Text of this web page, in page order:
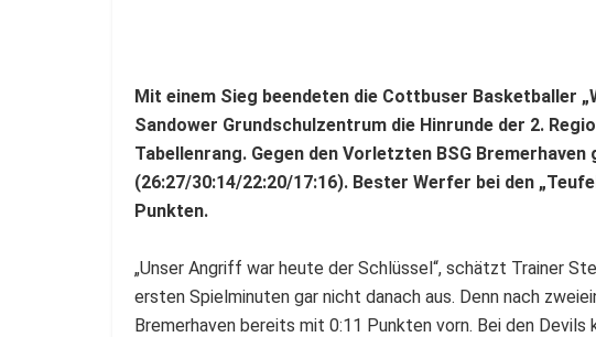
Mit einem Sieg beendeten die Cottbuser Basketballer
Sandower Grundschulzentrum die Hinrunde der 2.
Tabellenrang. Gegen den Vorletzten BSG Bremerhaven
(26:27/30:14/22:20/17:16). Bester Werfer bei den
Punkten.
„Unser Angriff war heute der Schlüssel“, schätzt Trainer
ersten Spielminuten gar nicht danach aus. Denn nach
Bremerhaven bereits mit 0:11 Punkten vorn. Bei den